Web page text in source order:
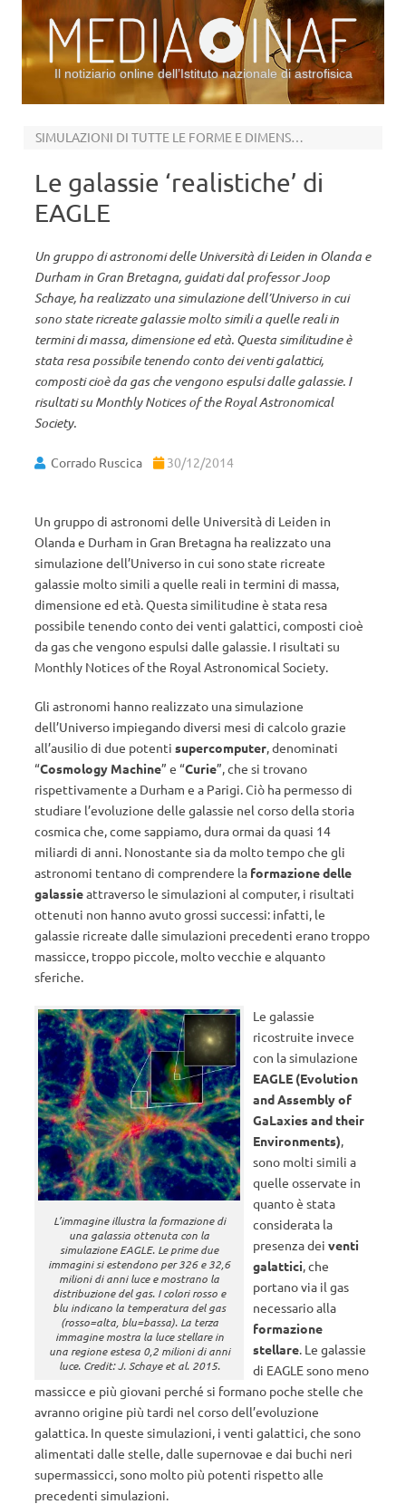
Il notiziario online dell’Istituto nazionale di astrofisica
SIMULAZIONI DI TUTTE LE FORME E DIMENSIONI
Le galassie ‘realistiche’ di
EAGLE
Un gruppo di astronomi delle Università di Leiden in Olanda e
Durham in Gran Bretagna, guidati dal professor Joop
Schaye, ha realizzato una simulazione dell’Universo in cui
sono state ricreate galassie molto simili a quelle reali in
termini di massa, dimensione ed età. Questa similitudine è
stata resa possibile tenendo conto dei venti galattici,
composti cioè da gas che vengono espulsi dalle galassie. I
risultati su Monthly Notices of the Royal Astronomical
Society.
Corrado Ruscica 30/12/2014
Un gruppo di astronomi delle Università di Leiden in
Olanda e Durham in Gran Bretagna ha realizzato una
simulazione dell’Universo in cui sono state ricreate
galassie molto simili a quelle reali in termini di massa,
dimensione ed età. Questa similitudine è stata resa
possibile tenendo conto dei venti galattici, composti cioè
da gas che vengono espulsi dalle galassie. I risultati su
Monthly Notices of the Royal Astronomical Society.
Gli astronomi hanno realizzato una simulazione
dell’Universo impiegando diversi mesi di calcolo grazie
all’ausilio di due potenti supercomputer, denominati
“Cosmology Machine” e “Curie”, che si trovano
rispettivamente a Durham e a Parigi. Ciò ha permesso di
studiare l’evoluzione delle galassie nel corso della storia
cosmica che, come sappiamo, dura ormai da quasi 14
miliardi di anni. Nonostante sia da molto tempo che gli
astronomi tentano di comprendere la formazione delle
galassieattraverso le simulazioni al computer, i risultati
ottenuti non hanno avuto grossi successi: infatti, le
galassie ricreate dalle simulazioni precedenti erano troppo
massicce, troppo piccole, molto vecchie e alquanto
sferiche.
L’immagine illustra la formazione di
una galassia ottenuta con la
simulazione EAGLE. Le prime due
immagini si estendono per 326 e 32,6
milioni di anni luce e mostrano la
distribuzione del gas. I colori rosso e
blu indicano la temperatura del gas
(rosso=alta, blu=bassa). La terza
immagine mostra la luce stellare in
una regione estesa 0,2 milioni di anni
luce. Credit: J. Schaye et al. 2015.
Le galassie
ricostruite invece
con la simulazione
EAGLE (Evolution
and Assembly of
GaLaxies and their
Environments),
sono molti simili a
quelle osservate in
quanto è stata
considerata la
presenza deiventi
galattici, che
portano via il gas
necessario alla
formazione
stellare. Le galassie
di EAGLE sono meno
massicce e più giovani perché si formano poche stelle che
avranno origine più tardi nel corso dell’evoluzione
galattica. In queste simulazioni, i venti galattici, che sono
alimentati dalle stelle, dalle supernovae e dai buchi neri
supermassicci, sono molto più potenti rispetto alle
precedenti simulazioni.